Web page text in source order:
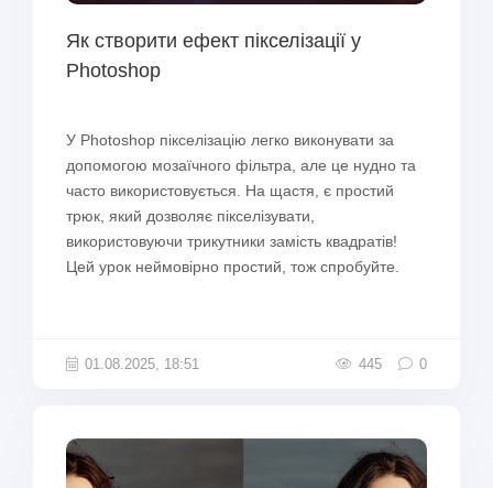
Як створити ефект пікселізації у
Photoshop
У Photoshop пікселізацію легко виконувати за
допомогою мозаїчного фільтра, але це нудно та
часто використовується. На щастя, є простий
трюк, який дозволяє пікселізувати,
використовуючи трикутники замість квадратів!
Цей урок неймовірно простий, тож спробуйте.
01.08.2025, 18:51 445 0